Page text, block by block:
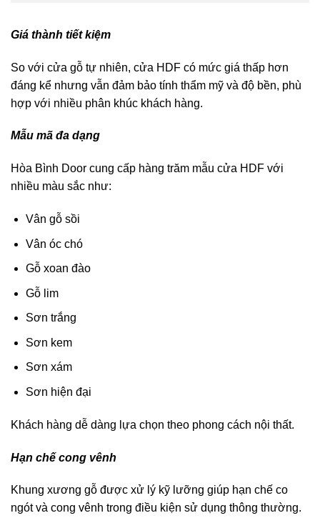
Giá thành tiết kiệm
So với cửa gỗ tự nhiên, cửa HDF có mức giá thấp hơn
đáng kể nhưng vẫn đảm bảo tính thẩm mỹ và độ bền, phù
hợp với nhiều phân khúc khách hàng.
Mẫu mã đa dạng
Hòa Bình Door cung cấp hàng trăm mẫu cửa HDF với
nhiều màu sắc như:
Vân gỗ sồi
Vân óc chó
Gỗ xoan đào
Gỗ lim
Sơn trắng
Sơn kem
Sơn xám
Sơn hiện đại
Khách hàng dễ dàng lựa chọn theo phong cách nội thất.
Hạn chế cong vênh
Khung xương gỗ được xử lý kỹ lưỡng giúp hạn chế co
ngót và cong vênh trong điều kiện sử dụng thông thường.